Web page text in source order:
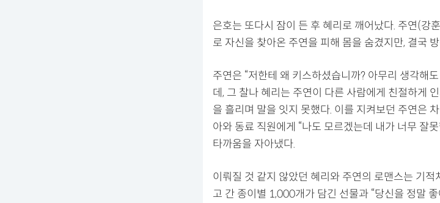
은호는 또다시 잠이 든 후 혜리로 깨어났다. 주연(강
로 자신을 찾아온 주연을 피해 몸을 숨겼지만, 결국
주연은 “저한테 왜 키스하셨습니까? 아무리 생각해
데, 그 찰나 혜리는 주연이 다른 사람에게 친절하게
을 흘리며 말을 잇지 못했다. 이를 지켜보던 주연은
아와 동료 직원에게 “나도 모르겠는데 내가 너무 잘
타까움을 자아냈다.
이뤄질 것 같지 않았던 혜리와 주연의 로맨스는 기
고 간 종이별 1,000개가 담긴 선물과 “당신을 정말